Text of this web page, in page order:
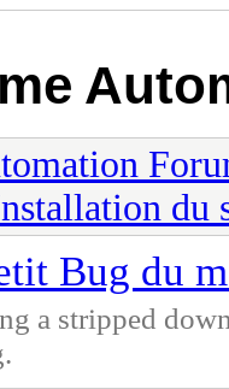
du
Bug du
a stripped